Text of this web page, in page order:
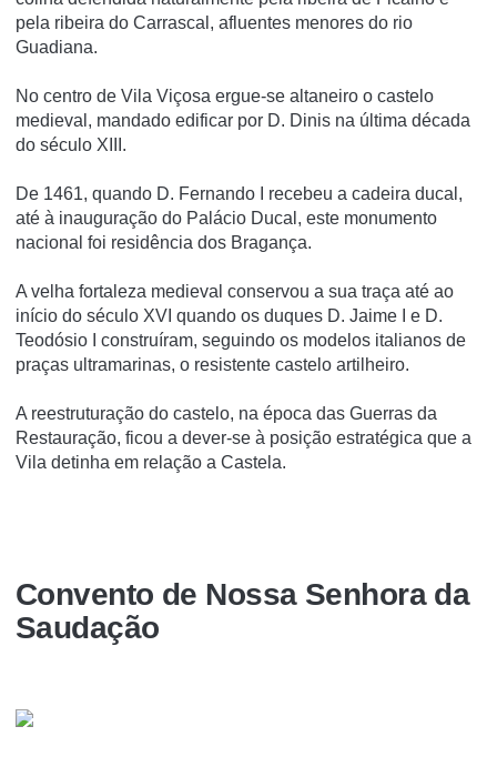
pela ribeira do Carrascal, afluentes menores do rio
Guadiana.
No centro de Vila Viçosa ergue-se altaneiro o castelo
medieval, mandado edificar por D. Dinis na última década
do século XIII.
De 1461, quando D. Fernando I recebeu a cadeira ducal,
até à inauguração do Palácio Ducal, este monumento
nacional foi residência dos Bragança.
A velha fortaleza medieval conservou a sua traça até ao
início do século XVI quando os duques D. Jaime I e D.
Teodósio I construíram, seguindo os modelos italianos de
praças ultramarinas, o resistente castelo artilheiro.
A reestruturação do castelo, na época das Guerras da
Restauração, ficou a dever-se à posição estratégica que a
Vila detinha em relação a Castela.
Convento de Nossa Senhora da
Saudação